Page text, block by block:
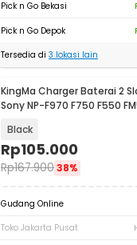
Pick n Go Bekasi
Pick n Go Depok
Tersedia di 3 lokasi lain
KingMa Charger Baterai 2
Sony NP-F970 F750 F550
Black
Rp105.000
Rp167.90038%
Gudang Online
Toko Jakarta Pusat